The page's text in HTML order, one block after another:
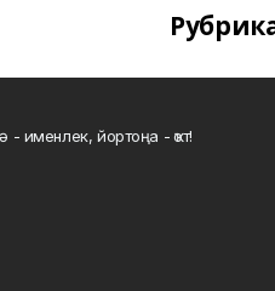
- именлек, йортоңа - ҡот!